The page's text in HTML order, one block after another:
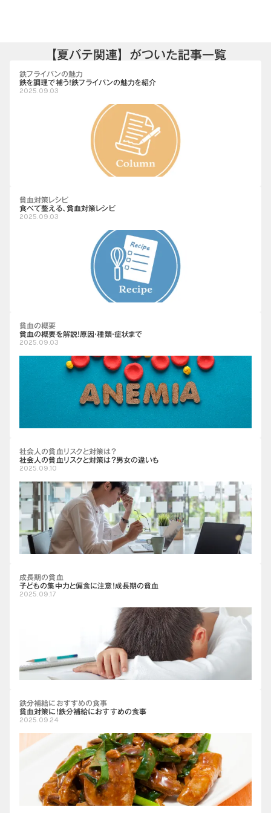
【夏バテ関連】がついた記事一覧
鉄フライパンの魅力
鉄を調理で補う！鉄フライパンの魅力を紹介
2025.09.03
貧血対策レシピ
食べて整える、貧血対策レシピ
2025.09.03
貧血の概要
貧血の概要を解説！原因・種類・症状まで
2025.09.03
社会人の貧血リスクと対策は？
社会人の貧血リスクと対策は？男女の違いも
2025.09.10
成長期の貧血
子どもの集中力と偏食に注意！成長期の貧血
2025.09.17
鉄分補給におすすめの食事
貧血対策に！鉄分補給におすすめの食事
2025.09.24